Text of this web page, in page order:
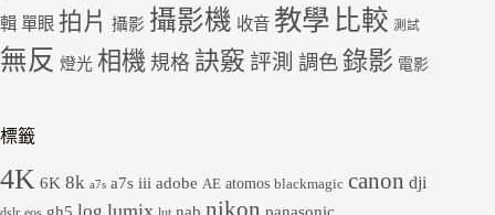
輯 單眼 拍片 攝影 攝影機 收音 教學 比較 測試
無反 燈光 相機 規格 訣竅 評測 調色 錄影 電影
標籤
4K 6K 8k a7s a7s iii adobe AE atomos blackmagic canon dji